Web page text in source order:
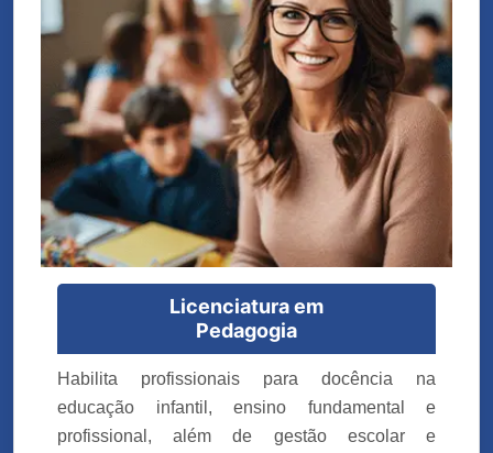
Licenciatura em
Pedagogia
Habilita profissionais para docência na
educação infantil, ensino fundamental e
profissional, além de gestão escolar e